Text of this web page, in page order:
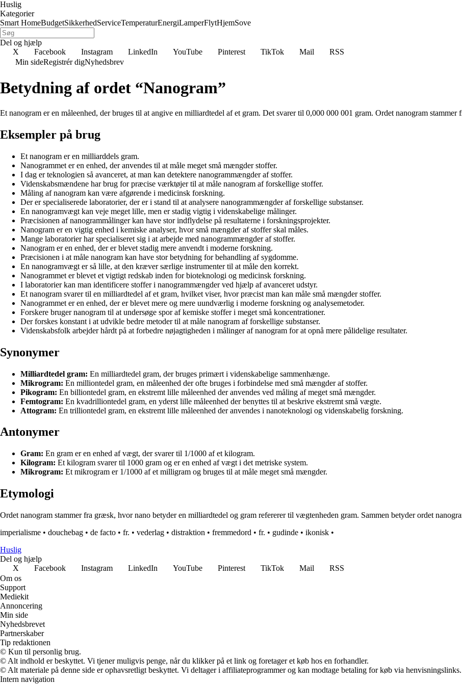
Huslig
Kategorier
Smart HomeBudgetSikkerhedServiceTemperaturEnergiLamperFlytHjemSove
Del og hjælp
X
Facebook Instagram LinkedIn YouTube Pinterest TikTok Mail
RSS
Min sideRegistrér digNyhedsbrev
Betydning af ordet “Nanogram”
Et nanogram er en måleenhed, der bruges til at angive en milliardtedel af et gram. Det svarer til 0,000 000 001 gram. Ordet nanogram
Eksempler på brug
Et nanogram er en milliarddels gram.
Nanogrammet er en enhed, der anvendes til at måle meget små mængder stoffer.
I dag er teknologien så avanceret, at man kan detektere nanogrammængder af stoffer.
Videnskabsmændene har brug for præcise værktøjer til at måle nanogram af forskellige stoffer.
Måling af nanogram kan være afgørende i medicinsk forskning.
Der er specialiserede laboratorier, der er i stand til at analysere nanogrammængder af forskellige substanser.
En nanogramvægt kan veje meget lille, men er stadig vigtig i videnskabelige målinger.
Præcisionen af nanogrammålinger kan have stor indflydelse på resultaterne i forskningsprojekter.
Nanogram er en vigtig enhed i kemiske analyser, hvor små mængder af stoffer skal måles.
Mange laboratorier har specialiseret sig i at arbejde med nanogrammængder af stoffer.
Nanogram er en enhed, der er blevet stadig mere anvendt i moderne forskning.
Præcisionen i at måle nanogram kan have stor betydning for behandling af sygdomme.
En nanogramvægt er så lille, at den kræver særlige instrumenter til at måle den korrekt.
Nanogrammet er blevet et vigtigt redskab inden for bioteknologi og medicinsk forskning.
I laboratorier kan man identificere stoffer i nanogrammængder ved hjælp af avanceret udstyr.
Et nanogram svarer til en milliardtedel af et gram, hvilket viser, hvor præcist man kan måle små mængder stoffer.
Nanogrammet er en enhed, der er blevet mere og mere uundværlig i moderne forskning og analysemetoder.
Forskere bruger nanogram til at undersøge spor af kemiske stoffer i meget små koncentrationer.
Der forskes konstant i at udvikle bedre metoder til at måle nanogram af forskellige substanser.
Videnskabsfolk arbejder hårdt på at forbedre nøjagtigheden i målinger af nanogram for at opnå mere pålidelige resultater.
Synonymer
Milliardtedel gram: En milliardtedel gram, der bruges primært i videnskabelige sammenhænge.
Mikrogram: En milliontedel gram, en måleenhed der ofte bruges i forbindelse med små mængder af stoffer.
Pikogram: En billiontedel gram, en ekstremt lille måleenhed der anvendes ved måling af meget små mængder.
Femtogram: En kvadrilliontedel gram, en yderst lille måleenhed der benyttes til at beskrive ekstremt små vægte.
Attogram: En trilliontedel gram, en ekstremt lille måleenhed der anvendes i nanoteknologi og videnskabelig forskning.
Antonymer
Gram: En gram er en enhed af vægt, der svarer til 1/1000 af et kilogram.
Kilogram: Et kilogram svarer til 1000 gram og er en enhed af vægt i det metriske system.
Mikrogram: Et mikrogram er 1/1000 af et milligram og bruges til at måle meget små mængder.
Etymologi
Ordet nanogram stammer fra græsk, hvor nano betyder en milliardtedel og gram refererer til vægtenheden gram. Sammen betyder ordet
imperialisme • douchebag • de facto • fr. • vederlag • distraktion • fremmedord • fr. • gudinde • ikonisk •
Huslig
Del og hjælp
X
Facebook Instagram LinkedIn YouTube Pinterest TikTok Mail
RSS
Om os
Support
Mediekit
Annoncering
Min side
Nyhedsbrevet
Partnerskaber
Tip redaktionen
© Kun til personlig brug.
© Alt indhold er beskyttet. Vi tjener muligvis penge, når du klikker på et link og foretager et køb hos en forhandler.
© Alt materiale på denne side er ophavsretligt beskyttet. Vi deltager i affiliateprogrammer og kan modtage betaling for køb via
Intern navigation